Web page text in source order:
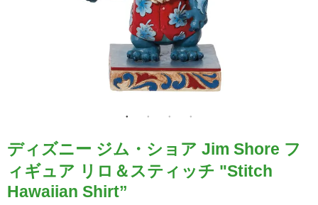
ディズニー ジム・ショア Jim Shore フ
ィギュア リロ＆スティッチ "Stitch
Hawaiian Shirt”